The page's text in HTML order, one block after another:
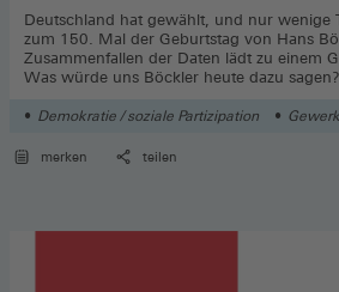
Deutschland hat gewählt, und nur wenige
zum 150. Mal der Geburtstag von Hans
Zusammenfallen der Daten lädt zu einem
Was würde uns Böckler heute dazu sagen?
Demokratie / soziale Partizipation
merken teilen